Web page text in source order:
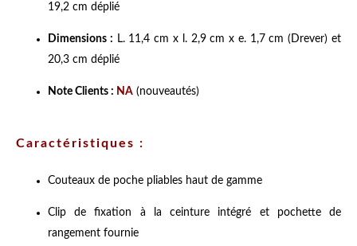
19,2 cm déplié
Dimensions : L. 11,4 cm x l. 2,9 cm x e. 1,7 cm (Drever) et
20,3 cm déplié
Note Clients : NA (nouveautés)
Caractéristiques :
Couteaux de poche pliables haut de gamme
Clip de fixation à la ceinture intégré et pochette de
rangement fournie